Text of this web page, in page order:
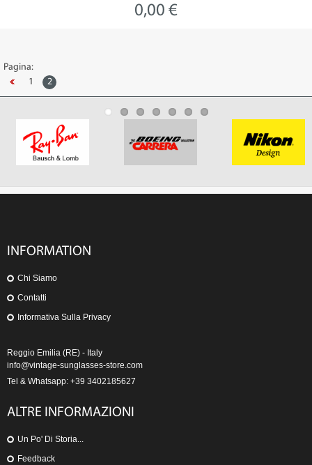
0,00 €
Pagina:
1
2
INFORMATION
Chi Siamo
Contatti
Informativa Sulla Privacy
Reggio Emilia (RE) - Italy
info@vintage-sunglasses-store.com
Tel & Whatsapp: +39 3402185627
ALTRE INFORMAZIONI
Un Po' Di Storia...
Feedback